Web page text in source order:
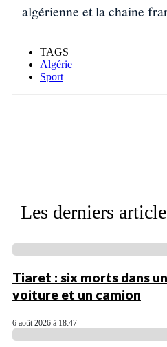
algérienne et la chaine
TAGS
Algérie
Sport
Les derniers
Tiaret : six morts dans
voiture et un camion
6 août 2026 à 18:47